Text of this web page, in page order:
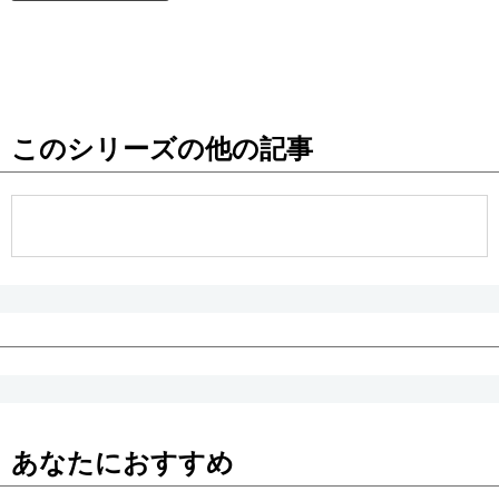
お知らせ
このシリーズの他の記事
あなたにおすすめ